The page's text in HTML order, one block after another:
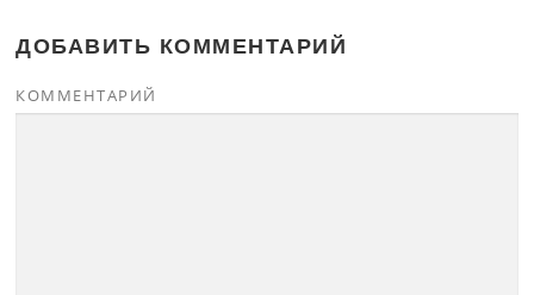
ДОБАВИТЬ КОММЕНТАРИЙ
КОММЕНТАРИЙ